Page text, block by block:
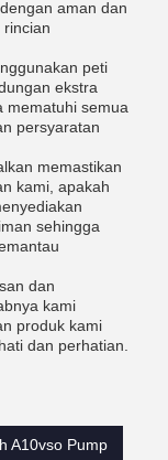
aman dan
peti
ekstra
mematuhi semua
persyaratan
memastikan
kami, apakah
sehingga
dan
kami
produk kami
dan perhatian.
A10vso Pump